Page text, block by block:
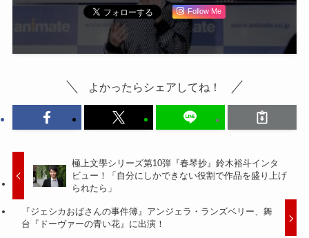
Follow Me
よかったらシェアしてね！
極上文學シリーズ第10弾『春琴抄』鈴木裕斗インタ
ビュー！「自分にしかできない役割で作品を盛り上げ
られたら」
『ジェシカおばさんの事件簿』アンジェラ・ランズベリー、舞
台『ドーヴァーの青い花』に出演！